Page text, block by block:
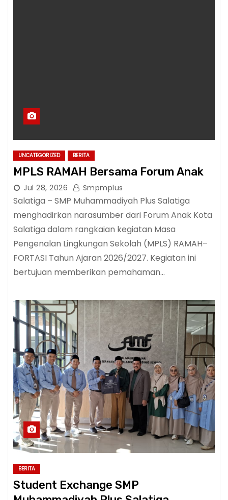
UNCATEGORIZED BERITA
MPLS RAMAH Bersama Forum Anak
Jul 28, 2026 Smpmplus
Salatiga – SMP Muhammadiyah Plus Salatiga
menghadirkan narasumber dari Forum Anak Kota
Salatiga dalam rangkaian kegiatan Masa
Pengenalan Lingkungan Sekolah (MPLS) RAMAH–
FORTASI Tahun Ajaran 2026/2027. Kegiatan ini
bertujuan memberikan pemahaman…
BERITA
Student Exchange SMP